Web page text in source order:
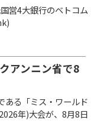
営4大銀行のベトコム
アンニン省で8
ある「ミス・ワールド
年)大会が、8月8日